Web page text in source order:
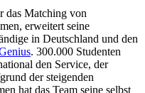
das Matching von
erweitert seine
in Deutschland und den
. 300.000 Studenten
den Service, der
der steigenden
hat das Team seine selbst